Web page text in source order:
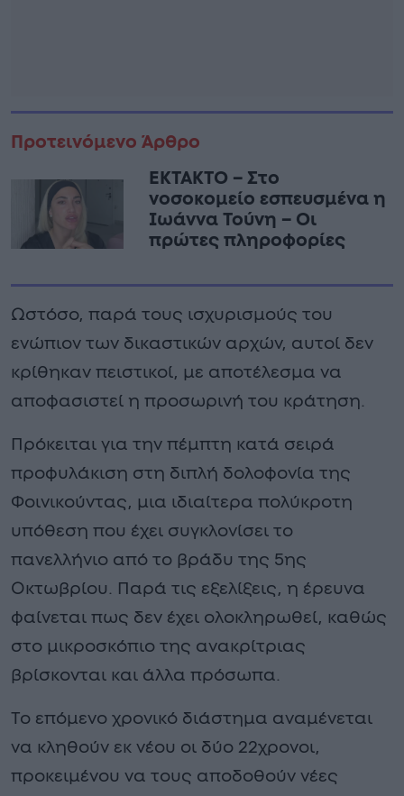
Προτεινόμενο Άρθρο
ΕΚΤΑΚΤΟ – Στο
νοσοκομείο εσπευσμένα η
Ιωάννα Τούνη – Οι
πρώτες πληροφορίες
Ωστόσο, παρά τους ισχυρισμούς του
ενώπιον των δικαστικών αρχών, αυτοί δεν
κρίθηκαν πειστικοί, με αποτέλεσμα να
αποφασιστεί η προσωρινή του κράτηση.
Πρόκειται για την πέμπτη κατά σειρά
προφυλάκιση στη διπλή δολοφονία της
Φοινικούντας, μια ιδιαίτερα πολύκροτη
υπόθεση που έχει συγκλονίσει το
πανελλήνιο από το βράδυ της 5ης
Οκτωβρίου. Παρά τις εξελίξεις, η έρευνα
φαίνεται πως δεν έχει ολοκληρωθεί, καθώς
στο μικροσκόπιο της ανακρίτριας
βρίσκονται και άλλα πρόσωπα.
Το επόμενο χρονικό διάστημα αναμένεται
να κληθούν εκ νέου οι δύο 22χρονοι,
προκειμένου να τους αποδοθούν νέες